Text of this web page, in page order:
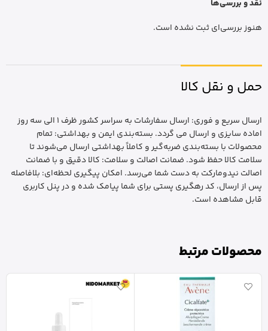
نقد و بررسی‌ها
هنوز بررسی‌ای ثبت نشده است.
حمل و نقل کالا
ارسال سریع و فوری: ارسال سفارشات به سراسر کشور ظرف 1 الی سه روز
اماده سایزی و ارسال می گردد. بسته‌بندی ایمن و بهداشتی: تمام
محصولات با بسته‌بندی ضربه‌گیر و کاملاً بهداشتی ارسال می‌شوند تا
سلامت کالا حفظ شود. ضمانت اصالت و سلامت: کالا دقیق و با ضمانت
اصالت نیدومارکت به دست شما می‌رسد. امکان پیگیری لحظه‌ای: بلافاصله
پس از ارسال، کد رهگیری پستی برای شما پیامک شده و در پنل کاربری
قابل مشاهده است.
محصولات مرتبط